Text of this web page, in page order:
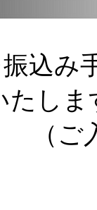
込み
たしま
確